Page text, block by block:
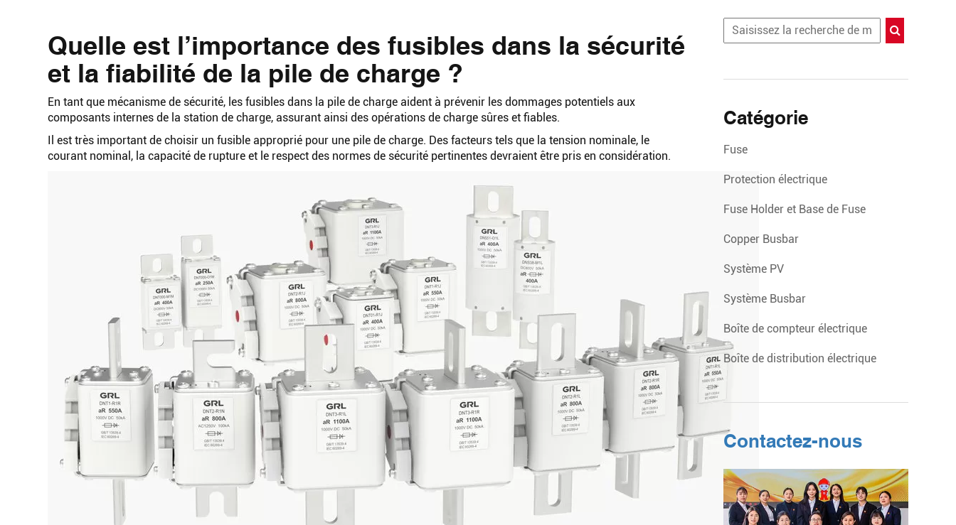
Quelle est l’importance des fusibles dans la sécurité
et la fiabilité de la pile de charge ?
En tant que mécanisme de sécurité, les fusibles dans la pile de charge aident à prévenir les dommages potentiels aux
composants internes de la station de charge, assurant ainsi des opérations de charge sûres et fiables.
Il est très important de choisir un fusible approprié pour une pile de charge. Des facteurs tels que la tension nominale, le
courant nominal, la capacité de rupture et le respect des normes de sécurité pertinentes devraient être pris en considération.
Catégorie
Fuse
Protection électrique
Fuse Holder et Base de Fuse
Copper Busbar
Système PV
Système Busbar
Boîte de compteur électrique
Boîte de distribution électrique
Contactez-nous